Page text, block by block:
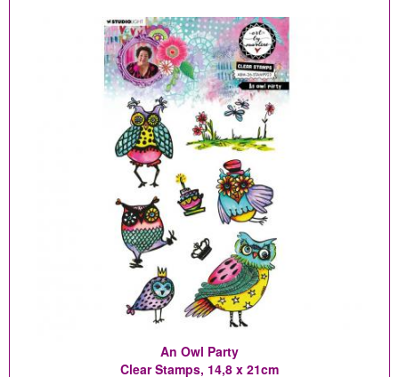
An Owl Party
Clear Stamps, 14,8 x 21cm